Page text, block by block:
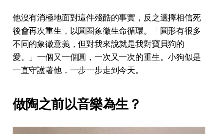
他沒有消極地面對這件殘酷的事實，反之選擇相信死
後會再次重生，以圓圈象徵生命循環。「圓形有很多
不同的象徵意義，但對我來說就是我對寶貝狗的
愛。」一個又一個圓，一次又一次的重生。小狗似是
一直守護著他，一步一步走到今天。
做陶之前以音樂為生？